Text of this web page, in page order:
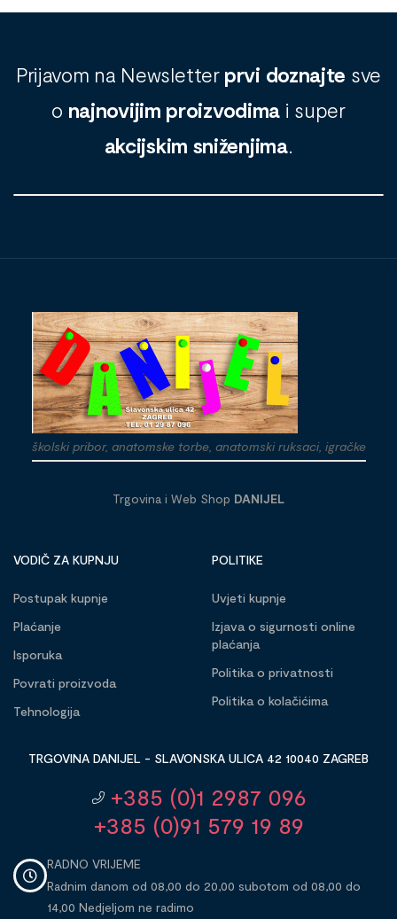
Prijavom na Newsletter prvi doznajte sve
o najnovijim proizvodima i super
akcijskim sniženjima.
školski pribor, anatomske torbe, anatomski ruksaci, igračke
Trgovina i Web Shop DANIJEL
VODIČ ZA KUPNJU
Postupak kupnje
Plaćanje
Isporuka
Povrati proizvoda
Tehnologija
POLITIKE
Uvjeti kupnje
Izjava o sigurnosti online
plaćanja
Politika o privatnosti
Politika o kolačićima
TRGOVINA DANIJEL - SLAVONSKA ULICA 42 10040 ZAGREB
+385 (0)1 2987 096
+385 (0)91 579 19 89
RADNO VRIJEME
Radnim danom od 08,00 do 20,00 subotom od 08,00 do
14,00 Nedjeljom ne radimo